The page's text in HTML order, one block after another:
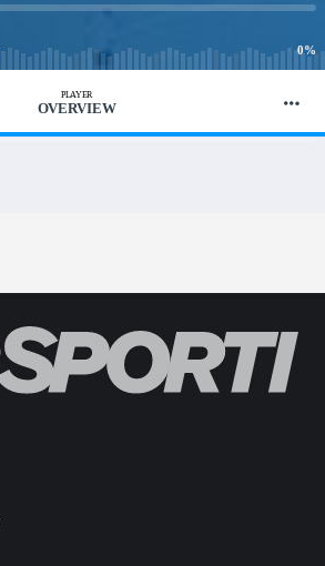
0%
PLAYER
OVERVIEW